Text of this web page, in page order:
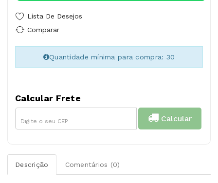
Lista De Desejos
Comparar
Quantidade mínima para compra: 30
Calcular Frete
Calcular
Descrição Comentários (0)